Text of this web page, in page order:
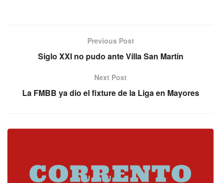
Previous Post
Siglo XXI no pudo ante Villa San Martín
Next Post
La FMBB ya dio el fixture de la Liga en Mayores